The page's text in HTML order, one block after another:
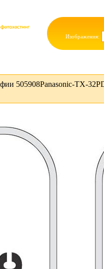
Изображения:
505908Panasonic-TX-